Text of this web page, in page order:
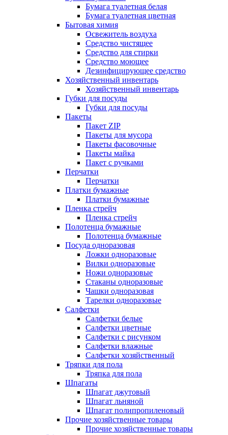
Бумага туалетная белая
Бумага туалетная цветная
Бытовая химия
Освежитель воздуха
Средство чистящее
Средство для стирки
Средство моющее
Дезинфицирующее средство
Хозяйственный инвентарь
Хозяйственный инвентарь
Губки для посуды
Губки для посуды
Пакеты
Пакет ZIP
Пакеты для мусора
Пакеты фасовочные
Пакеты майка
Пакет с ручками
Перчатки
Перчатки
Платки бумажные
Платки бумажные
Пленка стрейч
Пленка стрейч
Полотенца бумажные
Полотенца бумажные
Посуда одноразовая
Ложки одноразовые
Вилки одноразовые
Ножи одноразовые
Стаканы одноразовые
Чашки одноразовая
Тарелки одноразовые
Салфетки
Салфетки белые
Салфетки цветные
Салфетки с рисунком
Салфетки влажные
Салфетки хозяйственный
Тряпки для пола
Тряпка для пола
Шпагаты
Шпагат джутовый
Шпагат льняной
Шпагат полипропиленовый
Прочие хозяйственные товары
Прочие хозяйственные товары